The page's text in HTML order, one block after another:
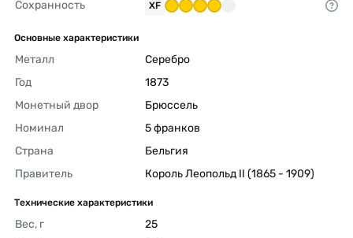
Сохранность XF
Основные характеристики
Металл
Серебро
Год
1873
Монетный двор
Брюссель
Номинал
5 франков
Страна
Бельгия
Правитель
Король Леопольд II (1865 - 1909)
Технические характеристики
Вес, г
25